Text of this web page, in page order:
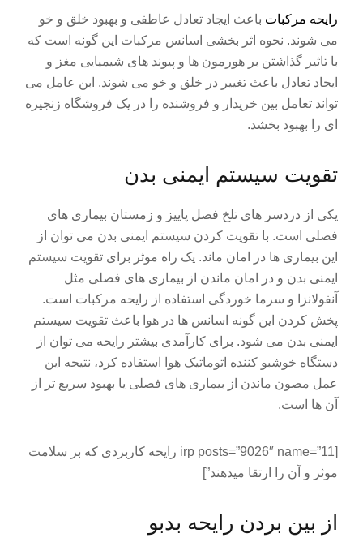
رایحه مرکبات باعث ایجاد تعادل عاطفی و بهبود خلق و خو
می شوند. نحوه اثر بخشی اسانس مرکبات این گونه است که
با تاثیر گذاشتن بر هورمون ها و پیوند های شیمیایی مغز و
ایجاد تعادل باعث تغییر در خلق و خو می شوند. ابن عامل می
تواند تعامل بین خریدار و فروشنده را در یک فروشگاه زنجیره
ای را بهبود بخشد.
تقویت سیستم ایمنی بدن
یکی از دردسر های تلخ فصل پاییز و زمستان بیماری های
فصلی است. با تقویت کردن سیستم ایمنی بدن می توان از
این بیماری ها در امان ماند. یک راه موثر برای تقویت سیستم
ایمنی بدن و در امان ماندن از بیماری های فصلی مثل
آنفولانزا و سرما خوردگی استفاده از رایحه مرکبات است.
پخش کردن این گونه اسانس ها در هوا باعث تقویت سیستم
ایمنی بدن می شود. برای کارآمدی بیشتر رایحه می توان از
دستگاه خوشبو کننده اتوماتیک هوا استفاده کرد، نتیجه این
عمل مصون ماندن از بیماری های فصلی یا بهبود سریع تر از
آن ها است.
[irp posts=”9026″ name=”11 رایحه کاربردی که بر سلامت
موثر و آن را ارتقا میدهند”]
از بین بردن رایحه بدبو